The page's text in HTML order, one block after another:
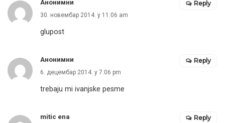
Анонимни
30. новембар 2014. у 11:06 am
glupost
Reply
Анонимни
6. децембар 2014. у 7:06 pm
trebaju mi ivanjske pesme
Reply
mitic ena Reply